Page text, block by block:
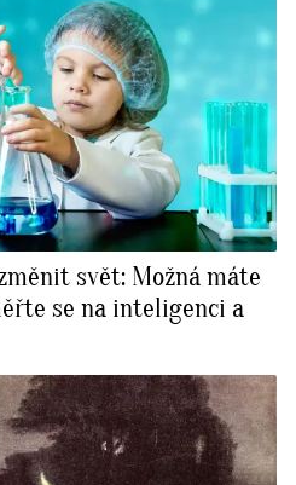
svět: Možná máte
se na inteligenci a